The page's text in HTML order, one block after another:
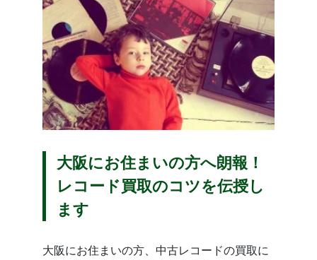
大阪にお住まいの方へ朗報！
レコード買取のコツを伝授し
ます
大阪にお住まいの方、中古レコードの買取に